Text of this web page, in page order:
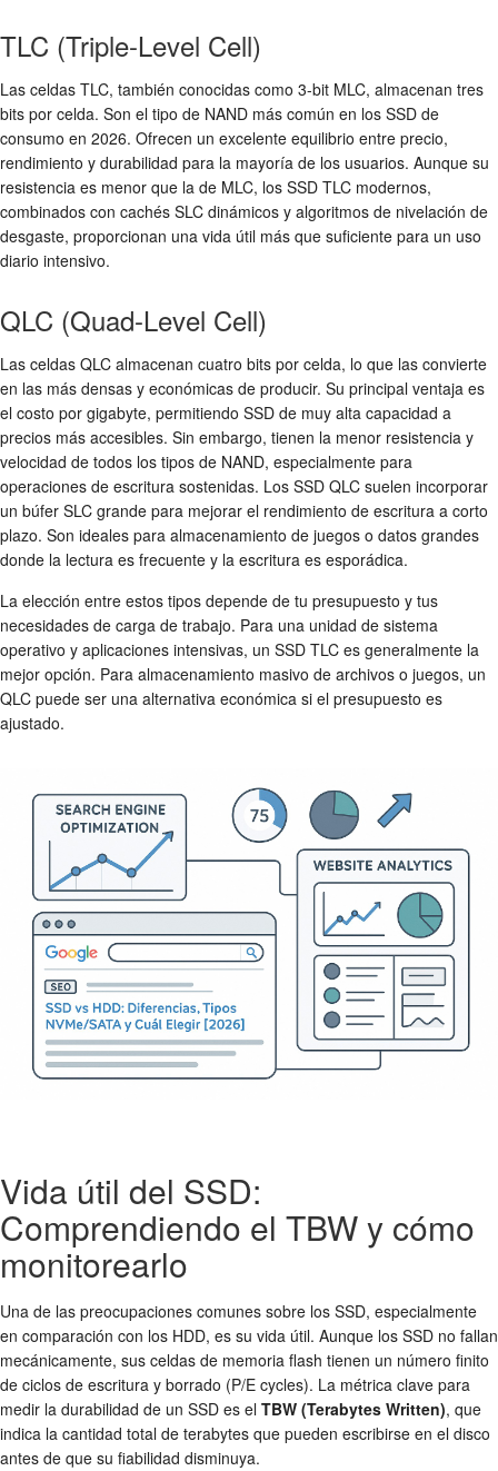
TLC (Triple-Level Cell)
Las celdas TLC, también conocidas como 3-bit MLC, almacenan tres
bits por celda. Son el tipo de NAND más común en los SSD de
consumo en 2026. Ofrecen un excelente equilibrio entre precio,
rendimiento y durabilidad para la mayoría de los usuarios. Aunque su
resistencia es menor que la de MLC, los SSD TLC modernos,
combinados con cachés SLC dinámicos y algoritmos de nivelación de
desgaste, proporcionan una vida útil más que suficiente para un uso
diario intensivo.
QLC (Quad-Level Cell)
Las celdas QLC almacenan cuatro bits por celda, lo que las convierte
en las más densas y económicas de producir. Su principal ventaja es
el costo por gigabyte, permitiendo SSD de muy alta capacidad a
precios más accesibles. Sin embargo, tienen la menor resistencia y
velocidad de todos los tipos de NAND, especialmente para
operaciones de escritura sostenidas. Los SSD QLC suelen incorporar
un búfer SLC grande para mejorar el rendimiento de escritura a corto
plazo. Son ideales para almacenamiento de juegos o datos grandes
donde la lectura es frecuente y la escritura es esporádica.
La elección entre estos tipos depende de tu presupuesto y tus
necesidades de carga de trabajo. Para una unidad de sistema
operativo y aplicaciones intensivas, un SSD TLC es generalmente la
mejor opción. Para almacenamiento masivo de archivos o juegos, un
QLC puede ser una alternativa económica si el presupuesto es
ajustado.
Vida útil del SSD:
Comprendiendo el TBW y cómo
monitorearlo
Una de las preocupaciones comunes sobre los SSD, especialmente
en comparación con los HDD, es su vida útil. Aunque los SSD no fallan
mecánicamente, sus celdas de memoria flash tienen un número finito
de ciclos de escritura y borrado (P/E cycles). La métrica clave para
medir la durabilidad de un SSD es el TBW (Terabytes Written), que
indica la cantidad total de terabytes que pueden escribirse en el disco
antes de que su fiabilidad disminuya.